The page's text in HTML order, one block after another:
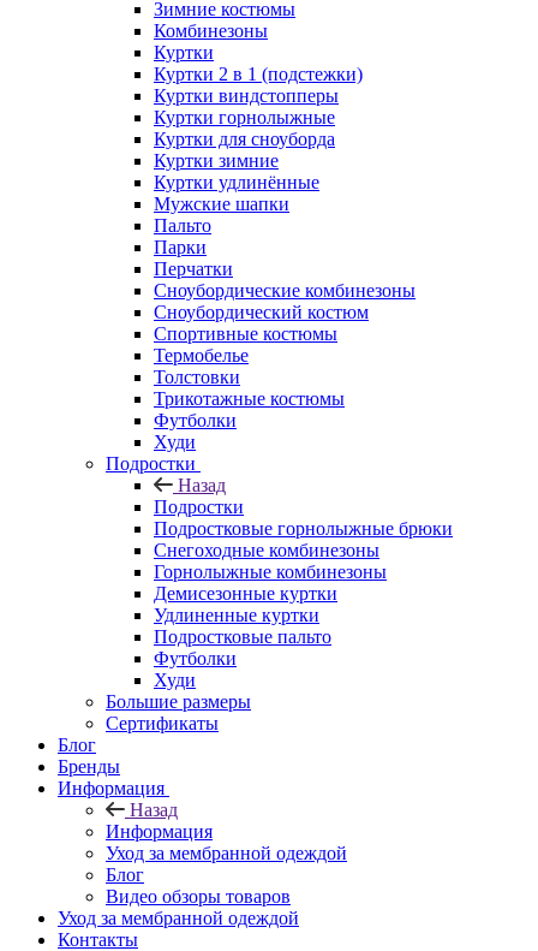
Зимние костюмы
Комбинезоны
Куртки
Куртки 2 в 1 (подстежки)
Куртки виндстопперы
Куртки горнолыжные
Куртки для сноуборда
Куртки зимние
Куртки удлинённые
Мужские шапки
Пальто
Парки
Перчатки
Сноубордические комбинезоны
Сноубордический костюм
Спортивные костюмы
Термобелье
Толстовки
Трикотажные костюмы
Футболки
Худи
Подростки
Назад
Подростки
Подростковые горнолыжные брюки
Снегоходные комбинезоны
Горнолыжные комбинезоны
Демисезонные куртки
Удлиненные куртки
Подростковые пальто
Футболки
Худи
Большие размеры
Сертификаты
Блог
Бренды
Информация
Назад
Информация
Уход за мембранной одеждой
Блог
Видео обзоры товаров
Уход за мембранной одеждой
Контакты